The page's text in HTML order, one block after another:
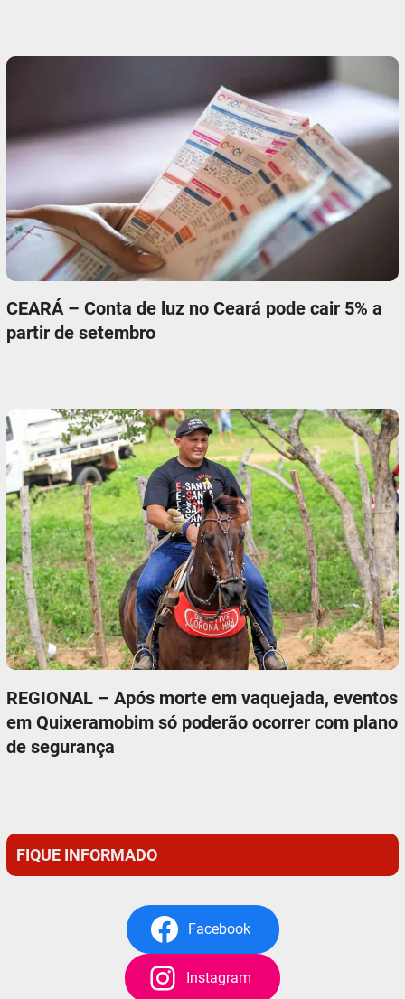
CEARÁ – Conta de luz no Ceará pode cair 5% a
partir de setembro
REGIONAL – Após morte em vaquejada, eventos
em Quixeramobim só poderão ocorrer com plano
de segurança
FIQUE INFORMADO
Facebook
Instagram